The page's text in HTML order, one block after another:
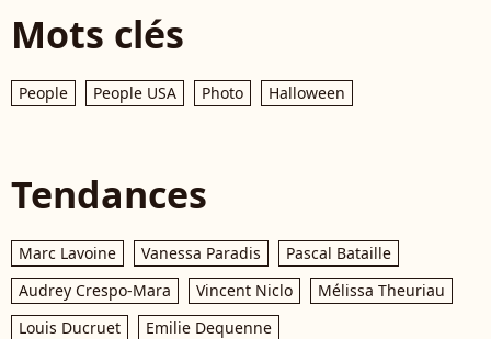
Mots clés
People People USA Photo Halloween
Tendances
Marc Lavoine Vanessa Paradis
Pascal Bataille
Audrey Crespo-Mara
Vincent Niclo
Mélissa Theuriau
Louis Ducruet
Emilie Dequenne